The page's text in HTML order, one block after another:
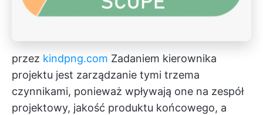
przez kindpng.com Zadaniem kierownika
projektu jest zarządzanie tymi trzema
czynnikami, ponieważ wpływają one na zespół
projektowy, jakość produktu końcowego, a